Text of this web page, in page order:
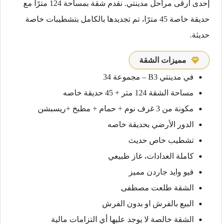
إحدى أرقى مراحل مدينتي. نقدم شقة بمساحة 124 مترًا مع
حديقة خاصة 45 مترًا، تم تجديدها بالكامل بتشطيبات خاصة
حديثة.
مميزات الشقة
في مدينتي B3 – مجموعة 34
مساحة الشقة 124 متر + 45 حديقة خاصه
مكونة من 3 غرف نوم + حمام + مطبخ +ريسبشن
الدور الأرضي بحديقة خاصه
تشطيب خاص حديث
كاملة العدادات، غاز طبيعي
فيو وايد جاردن مميز
الشقة طلعت مصطفى
البيع بالفرش او بدون الفرش
الشقة خالصة لا يوجد عليها أي التزامات مالية